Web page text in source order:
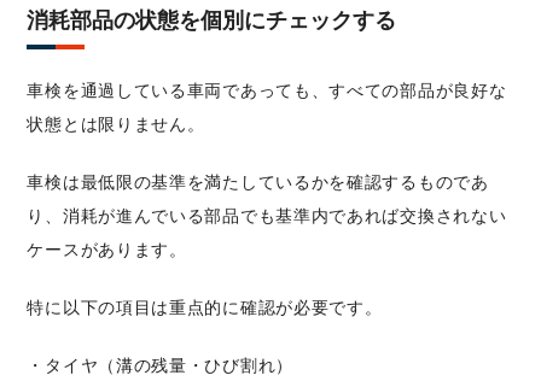
消耗部品の状態を個別にチェックする
車検を通過している車両であっても、すべての部品が良好な
状態とは限りません。
車検は最低限の基準を満たしているかを確認するものであ
り、消耗が進んでいる部品でも基準内であれば交換されない
ケースがあります。
特に以下の項目は重点的に確認が必要です。
・タイヤ（溝の残量・ひび割れ）